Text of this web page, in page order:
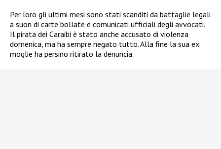
Per loro gli ultimi mesi sono stati scanditi da battaglie legali
a suon di carte bollate e comunicati ufficiali degli avvocati.
Il pirata dei Caraibi è stato anche accusato di violenza
domenica, ma ha sempre negato tutto. Alla fine la sua ex
moglie ha persino ritirato la denuncia.